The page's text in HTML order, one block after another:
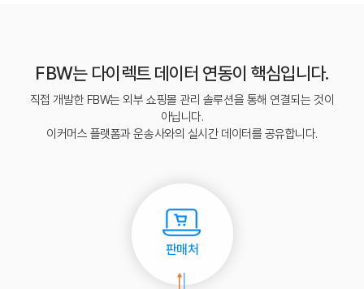
FBW는 다이렉트 데이터 연동이 핵심입니다.
직접 개발한 FBW는 외부 쇼핑몰 관리 솔루션을 통해 연결되는 것이
아닙니다.
이커머스 플랫폼과 운송사와의 실시간 데이터를 공유합니다.
판매처